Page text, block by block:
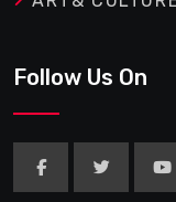
Follow Us On